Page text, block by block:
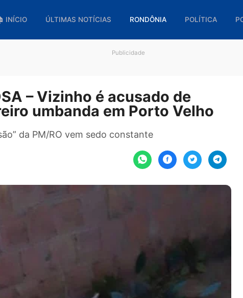
🏠 INÍCIO ÚLTIMAS NOTÍCIAS RONDÔNIA
– Vizinho é acusado de
umbanda em Porto
da PM/RO vem sedo constante